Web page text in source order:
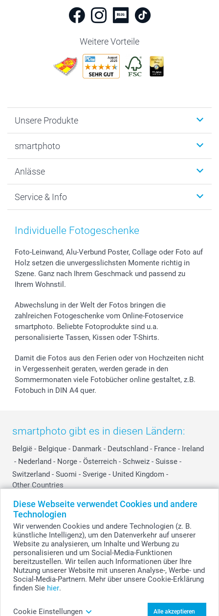
Diese Webseite verwendet Cookies und andere
Technologien
Wir verwenden Cookies und andere Technologien (z. B.
künstliche Intelligenz), um den Datenverkehr auf unserer
Website zu analysieren, um Inhalte und Werbung zu
personalisieren und um Social-Media-Funktionen
bereitzustellen. Wir teilen auch Informationen über Ihre
Nutzung unserer Website mit unseren Analyse-, Werbe- und
Social-Media-Partnern. Mehr über unsere Cookie-Erklärung
finden Sie hier.
Cookie Einstellungen Alle akzeptieren
Etiketten für Chipsdosen - 12 Stk. gestalten
Weitere Vorteile
Unsere Produkte
Fotogeschenke
MyNameBook
Fotoabzüge, Fotos als Buch & Poster
Zubehör & Material
Foto-Kalender & Agenden
Sticker & Etiketten
Geschenk-Gutscheine (PDF)
smartphoto
Warum smartphoto
Datenschutz
AGB
Presse
Partnerprogramme
Investor Relations
B2B smartbusiness
Widerrufsrecht
Anlässe
Neujahr
Muttertag
Kommunion & Konfirmation
Hochzeit
Geburtstag
Geburt
Zu allen Anlässen
Service & Info
Preise und Versandkosten
48h Lieferung
Zahlungsmöglichkeiten
Anmelden /Registrieren
Sitemap
Status der Bestellung
smartfriends
smartgarantie
smartbonus
Individuelle Fotogeschenke
Foto-Leinwand, Alu-Verbund Poster, Collage oder Foto auf
Holz setzen die unvergesslichsten Momente richtig in
Szene. Ganz nach Ihrem Geschmack und passend zu
Ihrem Wohnstil.
Abwechslung in der Welt der Fotos bringen die
zahlreichen Fotogeschenke vom Online-Fotoservice
smartphoto. Beliebte Fotoprodukte sind u.a.
personalisierte Tassen, Kissen oder T-Shirts.
Damit die Fotos aus den Ferien oder von Hochzeiten nicht
in Vergessenheit geraten, werden gerade in den
Sommermonaten viele Fotobücher online gestaltet, z.B.
Fotobuch in DIN A4 quer.
smartphoto gibt es in diesen Ländern:
België - Belgique - Danmark - Deutschland - France - Ireland
- Nederland - Norge - Österreich - Schweiz - Suisse -
Switzerland - Suomi - Sverige - United Kingdom -
Other Countries
© smartphoto Group. Alle Rechte vorbehalten.
Alle Preise verstehen sich in Schweizer Franken (CHF) inkl. MwSt. und zzgl.
Versandkosten.